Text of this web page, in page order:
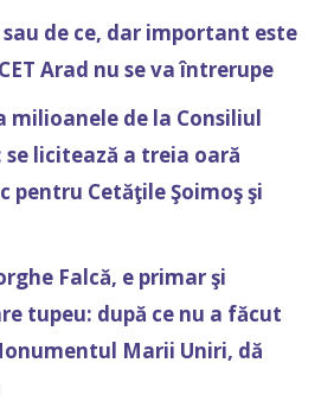
sau de ce, dar important este
Arad nu se va întrerupe
milioanele de la Consiliul
se licitează a treia oară
pentru Cetăţile Şoimoş şi
Falcă, e primar şi
tupeu: după ce nu a făcut
Marii Uniri, dă